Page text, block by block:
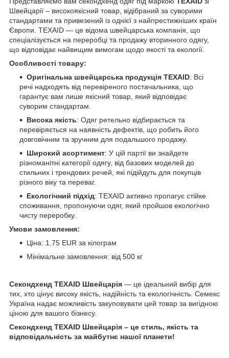
Швейцарії – високоякісний товар, відібраний за суворими
стандартами та привезений із однієї з найпрестижніших країн
Європи. TEXAID — це відома швейцарська компанія, що
спеціалізується на переробці та продажу вторинного одягу,
що відповідає найвищим вимогам щодо якості та екології.
Особливості товару:
Оригінальна швейцарська продукція TEXAID: Всі
речі надходять від перевіреного постачальника, що
гарантує вам лише якісний товар, який відповідає
суворим стандартам.
Висока якість: Одяг ретельно відбирається та
перевіряється на наявність дефектів, що робить його
довговічним та зручним для подальшого продажу.
Широкий асортимент: У цій партії ви знайдете
різноманітні категорії одягу, від базових моделей до
стильних і трендових речей, які підійдуть для покупців
різного віку та переваг.
Екологічний підхід: TEXAID активно пропагує стійке
споживання, пропонуючи одяг, який пройшов екологічно
чисту переробку.
Умови замовлення:
Ціна: 1.75 EUR за кілограм
Мінімальне замовлення: від 500 кг
Секондхенд TEXAID Швейцарія — це ідеальний вибір для
тих, хто цінує високу якість, надійність та екологічність. Семекс
Україна надає можливість закуповувати цей товар за вигідною
ціною для вашого бізнесу.
Секондхенд TEXAID Швейцарія – це стиль, якість та
відповідальність за майбутнє нашої планети!